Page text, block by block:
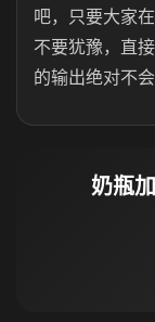
吧，只要大家
不要犹豫，直
的输出绝对不
奶瓶